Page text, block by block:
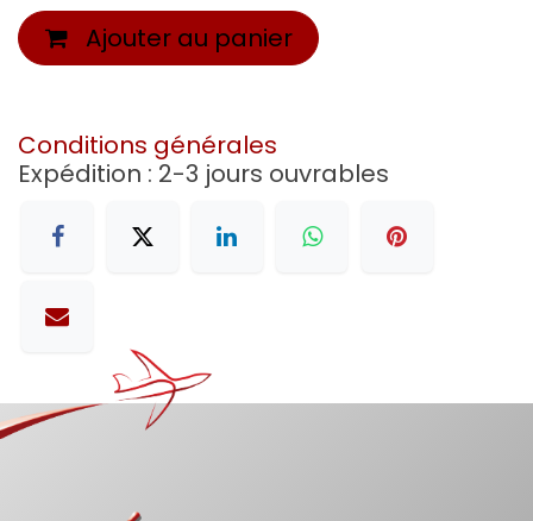
Ajouter au panier
Conditions générales
Expédition : 2-3 jours ouvrables